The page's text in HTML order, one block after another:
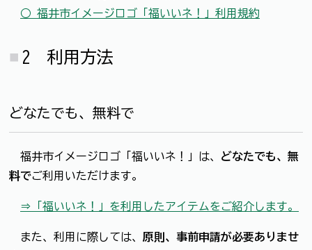
○ 福井市イメージロゴ「福いいネ！」利用規約
2 利用方法
どなたでも、無料で
福井市イメージロゴ「福いいネ！」は、 どなたでも、無
料でご利用いただけます。
⇒「福いいネ！」を利用したアイテムをご紹介します。
また、利用に際しては、 原則、事前申請が必要ありませ